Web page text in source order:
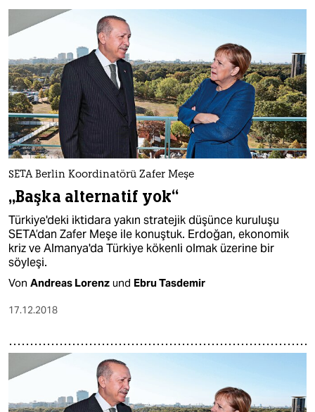
SETA Berlin Koordinatörü Zafer Meşe
„Başka alternatif yok“
Türkiye'deki iktidara yakın stratejik düşünce kuruluşu
SETA’dan Zafer Meşe ile konuştuk. Erdoğan, ekonomik
kriz ve Almanya'da Türkiye kökenli olmak üzerine bir
söyleşi.
Von Andreas Lorenz und Ebru Tasdemir
17.12.2018